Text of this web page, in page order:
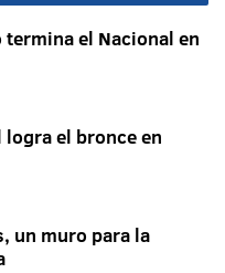
termina el Nacional en
el bronce en
un muro para la